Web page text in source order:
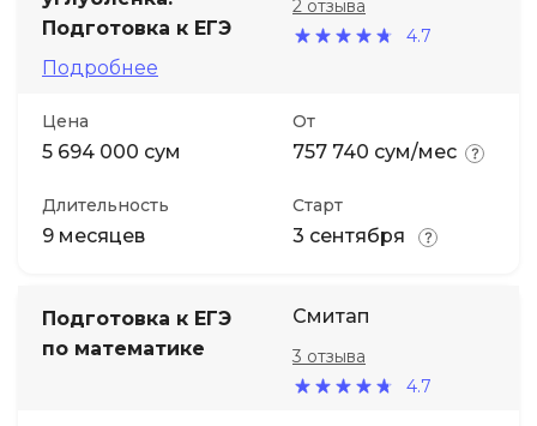
Подготовка к ЕГЭ
Подробнее
4.7
2 отзыва
Цена
5 694 000 сум
От
757 740 сум/мес
Длительность
9 месяцев
Старт
3 сентября
Подготовка к ЕГЭ
по математике
Смитап
4.7
3 отзыва